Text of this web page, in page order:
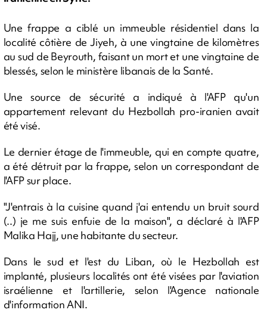
Une frappe a ciblé un immeuble résidentiel dans la
localité côtière de Jiyeh, à une vingtaine de kilomètres
au sud de Beyrouth, faisant un mort et une vingtaine de
blessés, selon le ministère libanais de la Santé.
Une source de sécurité a indiqué à l'AFP qu'un
appartement relevant du Hezbollah pro-iranien avait
été visé.
Le dernier étage de l'immeuble, qui en compte quatre,
a été détruit par la frappe, selon un correspondant de
l'AFP sur place.
"J'entrais à la cuisine quand j'ai entendu un bruit sourd
(..) je me suis enfuie de la maison", a déclaré à l'AFP
Malika Hajj, une habitante du secteur.
Dans le sud et l'est du Liban, où le Hezbollah est
implanté, plusieurs localités ont été visées par l'aviation
israélienne et l'artillerie, selon l'Agence nationale
d'information ANI.